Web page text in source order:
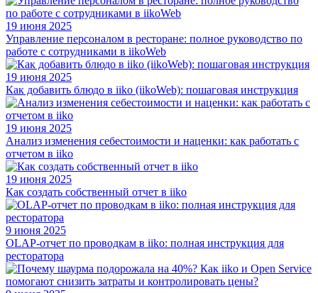
19 июня 2025
Управление персоналом в ресторане: полное руководство по
работе с сотрудниками в iikoWeb
19 июня 2025
Как добавить блюдо в iiko (iikoWeb): пошаговая инструкция
19 июня 2025
Анализ изменения себестоимости и наценки: как работать с
отчетом в iiko
19 июня 2025
Как создать собственный отчет в iiko
9 июня 2025
OLAP-отчет по проводкам в iiko: полная инструкция для
ресторатора